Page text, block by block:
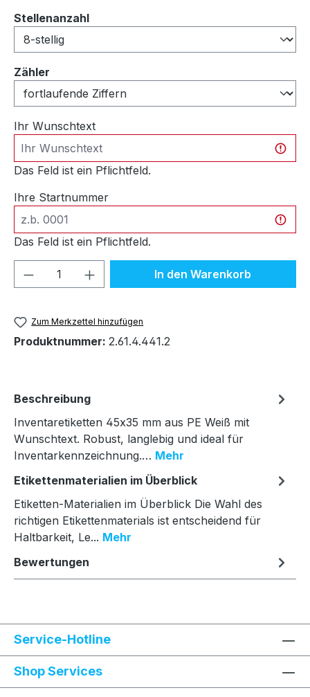
Stellenanzahlauswählen
Zähler
Ihr Wunschtext
Das Feld ist ein Pflichtfeld.
Ihre Startnummer
Das Feld ist ein Pflichtfeld.
Produkt Anzahl: Gib denIn den Warenkorb
Zum Merkzettel hinzufügen
Produktnummer: 2.61.4.441.2
Beschreibung
Inventaretiketten 45x35 mm aus PE Weiß mit
Wunschtext. Robust, langlebig und ideal für
Inventarkennzeichnung.… Mehr
Etikettenmaterialien im Überblick
Etiketten-Materialien im Überblick Die Wahl des
richtigen Etikettenmaterials ist entscheidend für
Haltbarkeit, Le... Mehr
Bewertungen
Service-Hotline
Shop Services